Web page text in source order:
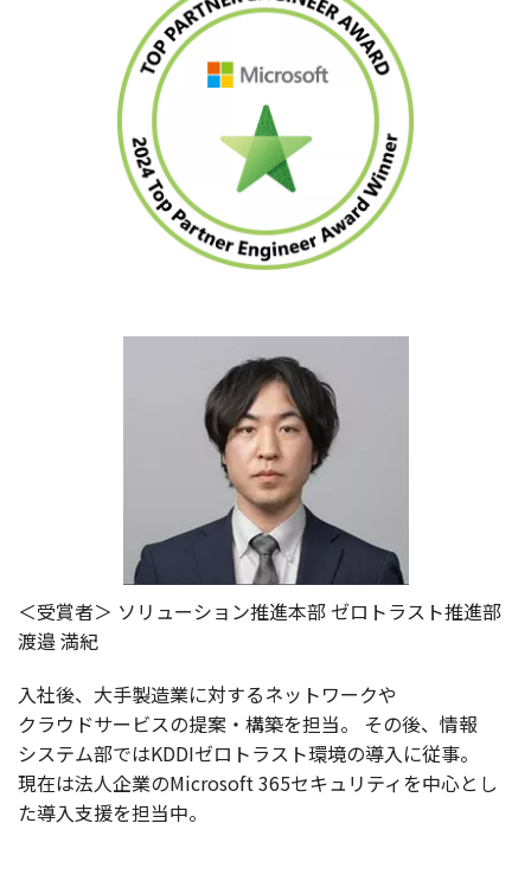
＜受賞者＞ ソリューション推進本部 ゼロトラスト推進部
渡邉満紀
入社後、 大手製造業に対するネットワークや
クラウドサービスの提案 ・ 構築を担当。 その後、 情報
システム部ではKDDIゼロトラスト環境の導入に従事。
現在は法人企業のMicrosoft 365セキュリティを中心とし
た導入支援を担当中。